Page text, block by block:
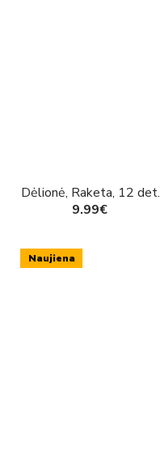
Dėlionė, Raketa, 12 det.
9.99€
Naujiena